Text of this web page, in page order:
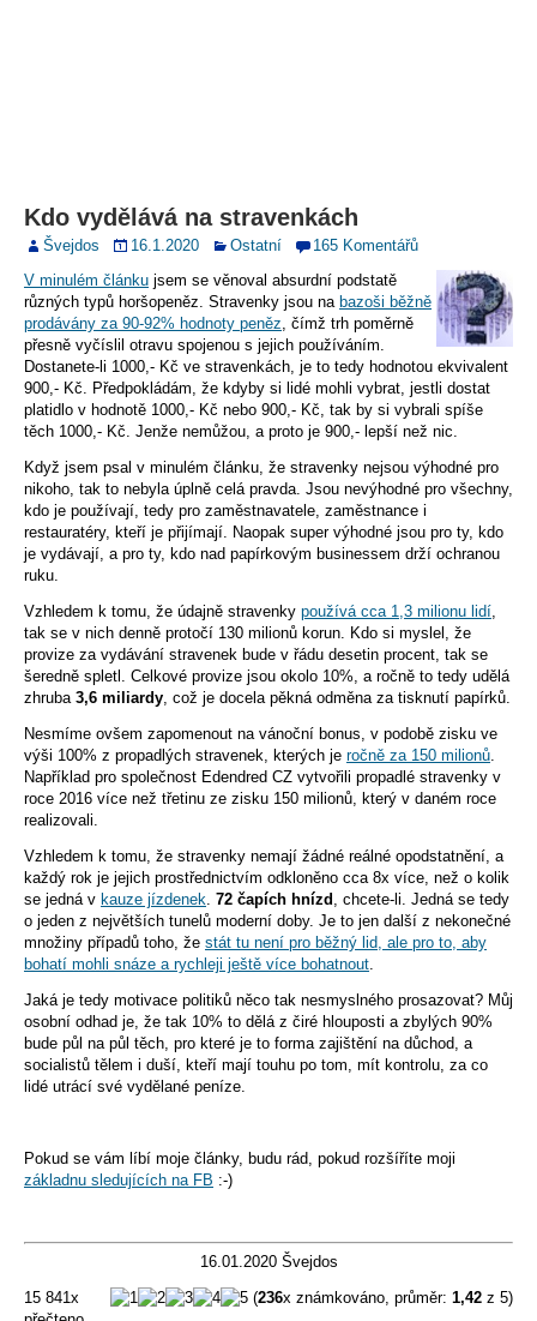
Kdo vydělává na stravenkách
Švejdos 16.1.2020 Ostatní
165 Komentářů
V minulém článku jsem se věnoval absurdní podstatě
různých typů horšopeněz. Stravenky jsou na bazoši běžně
prodávány za 90-92% hodnoty peněz , čímž trh poměrně
přesně vyčíslil otravu spojenou s jejich používáním.
Dostanete-li 1000,- Kč ve stravenkách, je to tedy hodnotou ekvivalent
900,- Kč. Předpokládám, že kdyby si lidé mohli vybrat, jestli dostat
platidlo v hodnotě 1000,- Kč nebo 900,- Kč, tak by si vybrali spíše
těch 1000,- Kč. Jenže nemůžou, a proto je 900,- lepší než nic.
Když jsem psal v minulém článku, že stravenky nejsou výhodné pro
nikoho, tak to nebyla úplně celá pravda. Jsou nevýhodné pro všechny,
kdo je používají, tedy pro zaměstnavatele, zaměstnance i
restauratéry, kteří je přijímají. Naopak super výhodné jsou pro ty, kdo
je vydávají, a pro ty, kdo nad papírkovým businessem drží ochranou
ruku.
Vzhledem k tomu, že údajně stravenky používá cca 1,3 milionu lidí
tak se v nich denně protočí 130 milionů korun. Kdo si myslel, že
provize za vydávání stravenek bude v řádu desetin procent, tak se
šeredně spletl. Celkové provize jsou okolo 10%, a ročně to tedy udělá
zhruba 3,6 miliardy , což je docela pěkná odměna za tisknutí papírků.
Nesmíme ovšem zapomenout na vánoční bonus, v podobě zisku ve
výši 100% z propadlých stravenek, kterých je ročně za 150 milionů
Například pro společnost Edendred CZ vytvořili propadlé stravenky v
roce 2016 více než třetinu ze zisku 150 milionů, který v daném roce
realizovali.
Vzhledem k tomu, že stravenky nemají žádné reálné opodstatnění, a
každý rok je jejich prostřednictvím odkloněno cca 8x více, než o kolik
se jedná v kauze jízdenek 72 čapích hnízd
, chcete-li. Jedná se tedy
o jeden z největších tunelů moderní doby. Je to jen další z nekonečné
množiny případů toho, že stát tu není pro běžný lid, ale pro to, aby
bohatí mohli snáze a rychleji ještě více bohatnout
Jaká je tedy motivace politiků něco tak nesmyslného prosazovat? Můj
osobní odhad je, že tak 10% to dělá z čiré hlouposti a zbylých 90%
bude půl na půl těch, pro které je to forma zajištění na důchod, a
socialistů tělem i duší, kteří mají touhu po tom, mít kontrolu, za co
lidé utrácí své vydělané peníze.
Pokud se vám líbí moje články, budu rád, pokud rozšíříte moji
základnu sledujících na FB :-)
16.01.2020 Švejdos
(236x známkováno, průměr: 1,42 z 5)
15 841x